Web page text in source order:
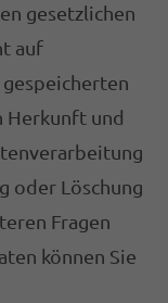
gesetzlichen
auf
Herkunft und
oder Löschung
Fragen
können Sie